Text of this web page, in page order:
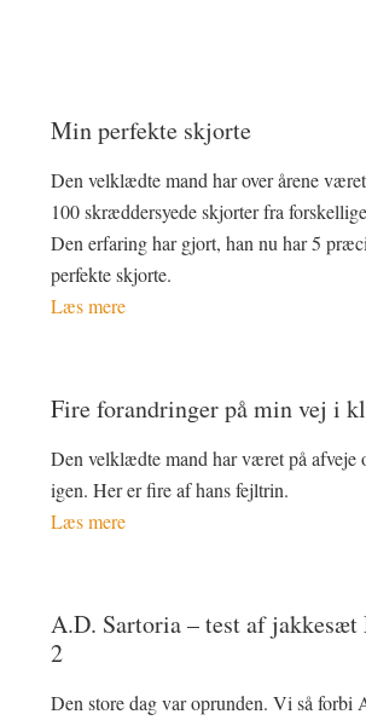
Min perfekte skjorte
Den velklædte mand har over årene
100 skræddersyede skjorter fra
Den erfaring har gjort, han nu har 5
perfekte skjorte.
Læs mere
Fire forandringer på min vej i
Den velklædte mand har været på afveje
igen. Her er fire af hans fejltrin.
Læs mere
A.D. Sartoria – test af
2
Den store dag var oprunden. Vi så forbi